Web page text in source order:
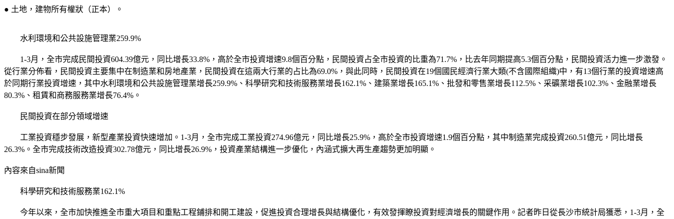
● 土地，建物所有權狀（正本）。
水利環境和公共設施管理業259.9%
1-3月，全市完成民間投資604.39億元，同比增長33.8%，高於全市投資增速9.8個百分點，民間投資占全市投資的比重為71.7%，比去年同期提高5.3個百分點，民間投資活力進一步激發。
從行業分佈看，民間投資主要集中在制造業和房地產業，民間投資在這兩大行業的占比為69.0%，與此同時，民間投資在19個國民經濟行業大類(不含國際組織)中，有13個行業的投資增速高
於同期行業投資增速，其中水利環境和公共設施管理業增長259.9%、科學研究和技術服務業增長162.1%、建築業增長165.1%、批發和零售業增長112.5%、采礦業增長102.3%、金融業增長
80.3%、租賃和商務服務業增長76.4%。
民間投資在部分領域增速
工業投資穩步發展，新型產業投資快速增加。1-3月，全市完成工業投資274.96億元，同比增長25.9%，高於全市投資增速1.9個百分點，其中制造業完成投資260.51億元，同比增長
26.3%。全市完成技術改造投資302.78億元，同比增長26.9%，投資產業結構進一步優化，內涵式擴大再生產趨勢更加明顯。
內容來自sina新聞
科學研究和技術服務業162.1%
今年以來，全市加快推進全市重大項目和重點工程鋪排和開工建設，促進投資合理增長與結構優化，有效發揮瞭投資對經濟增長的關鍵作用。記者昨日從長沙市統計局獲悉，1-3月，全